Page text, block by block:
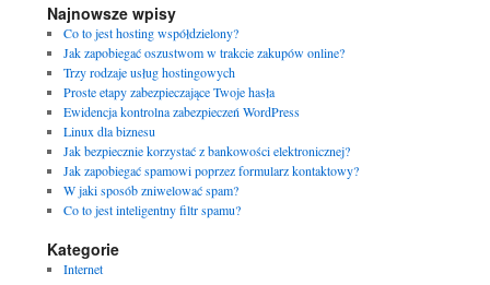
Najnowsze wpisy
Co to jest hosting współdzielony?
Jak zapobiegać oszustwom w trakcie zakupów online?
Trzy rodzaje usług hostingowych
Proste etapy zabezpieczające Twoje hasła
Ewidencja kontrolna zabezpieczeń WordPress
Linux dla biznesu
Jak bezpiecznie korzystać z bankowości elektronicznej?
Jak zapobiegać spamowi poprzez formularz kontaktowy?
W jaki sposób zniwelować spam?
Co to jest inteligentny filtr spamu?
Kategorie
Internet